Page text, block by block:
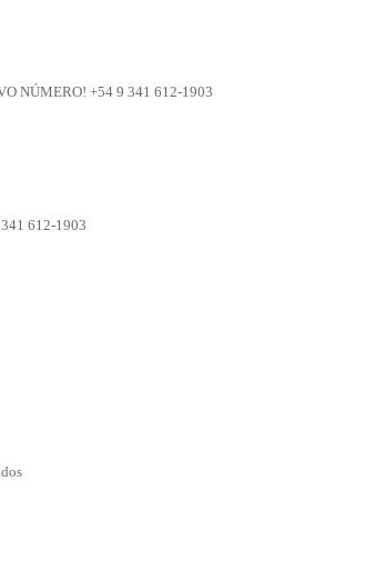
NÚMERO! +54 9 341 612-1903
612-1903